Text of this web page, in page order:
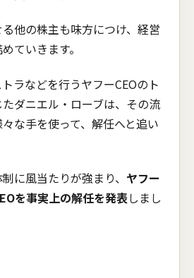
他の株主も味方につけ、経営
ていきます。
ラなどを行うヤフーCEOのト
ダニエル・ローブは、その流
な手を使って、解任へと追い
に風当たりが強まり、 ヤフー
を事実上の解任を発表しまし